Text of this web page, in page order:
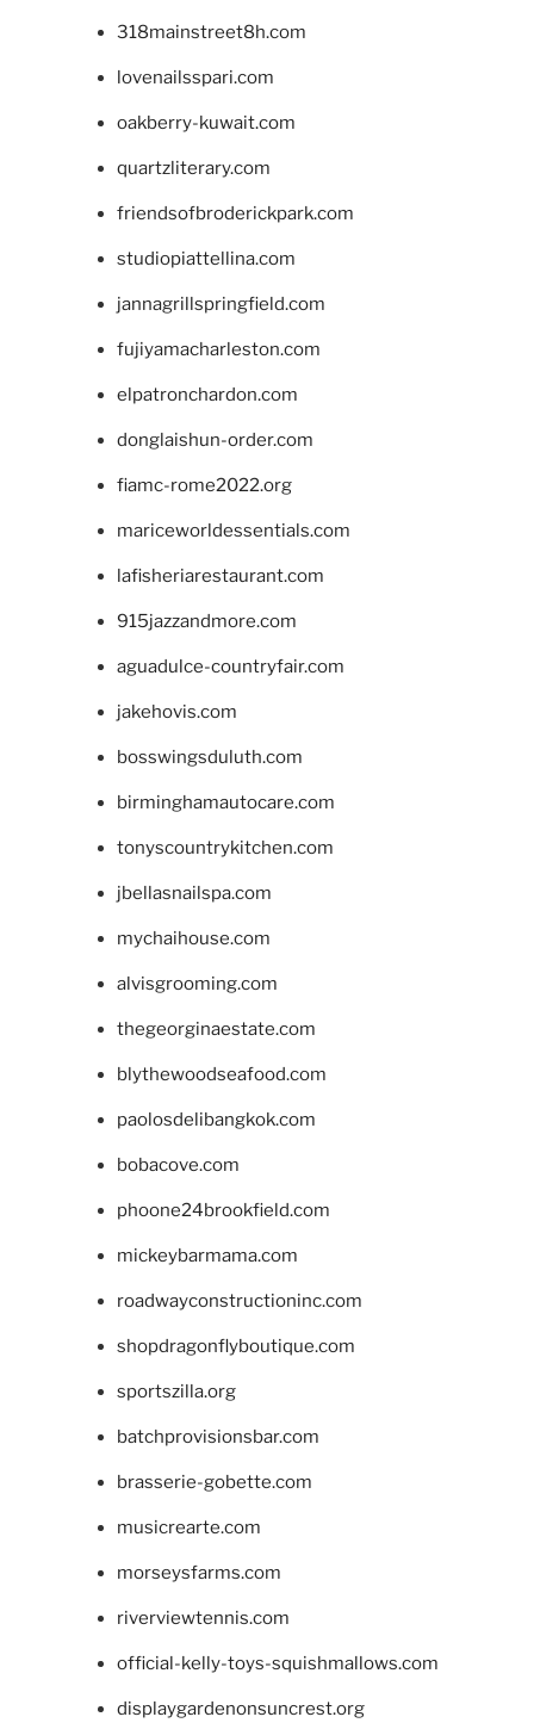
318mainstreet8h.com
lovenailsspari.com
oakberry-kuwait.com
quartzliterary.com
friendsofbroderickpark.com
studiopiattellina.com
jannagrillspringfield.com
fujiyamacharleston.com
elpatronchardon.com
donglaishun-order.com
fiamc-rome2022.org
mariceworldessentials.com
lafisheriarestaurant.com
915jazzandmore.com
aguadulce-countryfair.com
jakehovis.com
bosswingsduluth.com
birminghamautocare.com
tonyscountrykitchen.com
jbellasnailspa.com
mychaihouse.com
alvisgrooming.com
thegeorginaestate.com
blythewoodseafood.com
paolosdelibangkok.com
bobacove.com
phoone24brookfield.com
mickeybarmama.com
roadwayconstructioninc.com
shopdragonflyboutique.com
sportszilla.org
batchprovisionsbar.com
brasserie-gobette.com
musicrearte.com
morseysfarms.com
riverviewtennis.com
official-kelly-toys-squishmallows.com
displaygardenonsuncrest.org